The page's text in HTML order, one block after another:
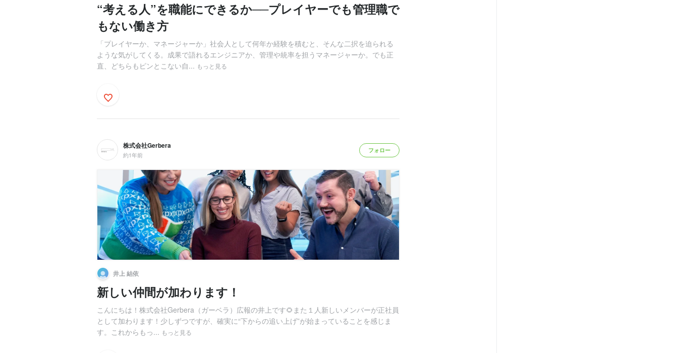
“考える人”を職能にできるか──プレイヤーでも管理職で
もない働き方
「プレイヤーか、マネージャーか」社会人として何年か経験を積むと、そんな二択を迫られる
ような気がしてくる。成果で語れるエンジニアか、管理や統率を担うマネージャーか。でも正
直、どちらもピンとこない自... もっと見る
株式会社Gerbera
約1年前
フォロー
井上 結依
新しい仲間が加わります！
こんにちは！株式会社Gerbera（ガーベラ）広報の井上です🌻また１人新しいメンバーが正社員
として加わります！少しずつですが、確実に“下からの追い上げ”が始まっていることを感じま
す。これからもっ... もっと見る